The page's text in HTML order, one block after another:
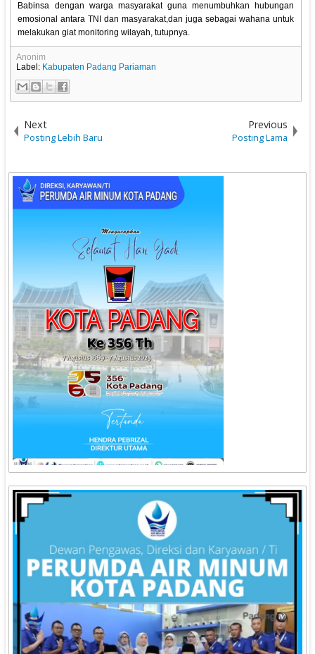
Babinsa dengan warga masyarakat guna menumbuhkan hubungan
emosional antara TNI dan masyarakat,dan juga sebagai wahana untuk
melakukan giat monitoring wilayah, tutupnya.
Anonim
Label: Kabupaten Padang Pariaman
Next
Posting Lebih Baru
Previous
Posting Lama